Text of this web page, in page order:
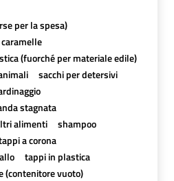
per la spesa)
(fuorché per materiale edile)
sacchi per detersivi
stagnata
alimenti
shampoo
a corona
tappi in plastica
(contenitore vuoto)